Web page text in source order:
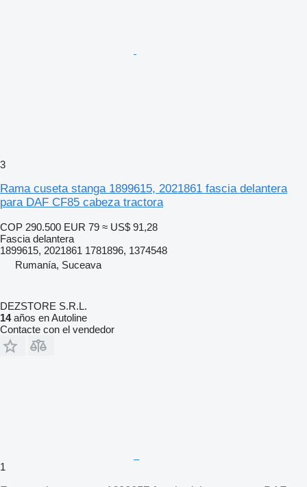
3
Rama cuseta stanga 1899615, 2021861 fascia delantera
para DAF CF85 cabeza tractora
COP 290.500 EUR 79 ≈ US$ 91,28
Fascia delantera
1899615, 2021861 1781896, 1374548
Rumanía, Suceava
DEZSTORE S.R.L.
14años en Autoline
Contacte con el vendedor
1